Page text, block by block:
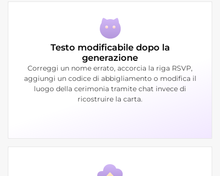
Testo modificabile dopo la
generazione
Correggi un nome errato, accorcia la riga RSVP,
aggiungi un codice di abbigliamento o modifica il
luogo della cerimonia tramite chat invece di
ricostruire la carta.